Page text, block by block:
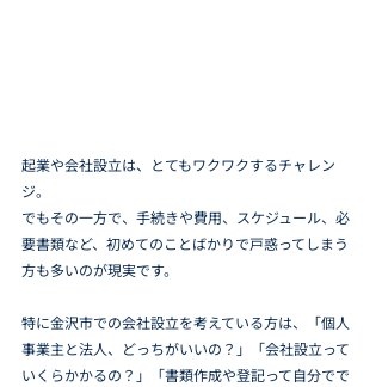
起業や会社設立は、とてもワクワクするチャレン
ジ。
でもその一方で、手続きや費用、スケジュール、必
要書類など、初めてのことばかりで戸惑ってしまう
方も多いのが現実です。
特に金沢市での会社設立を考えている方は、「個人
事業主と法人、どっちがいいの？」「会社設立って
いくらかかるの？」「書類作成や登記って自分でで